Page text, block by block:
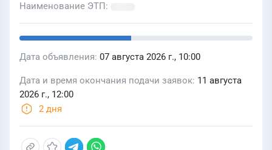
Наименование ЭТП
Дата объявления 07 августа 2026 г., 10:00
Дата и время окончания подачи заявок 11 августа
2026 г., 12:00
2 дня